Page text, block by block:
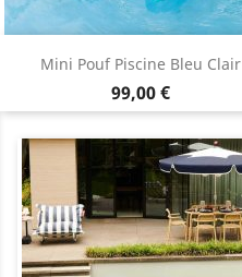
Mini Pouf Piscine Bleu Clair
Prix
99,00 €
Aperçu rapide